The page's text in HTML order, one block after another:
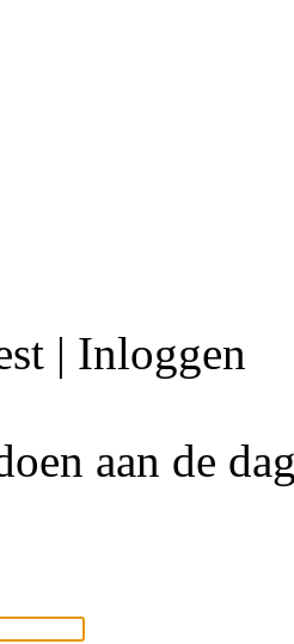
| Inloggen
aan de